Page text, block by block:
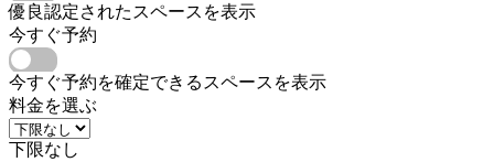
優良認定されたスペースを表示
今すぐ予約
今すぐ予約を確定できるスペースを表示
料金を選ぶ
下限なし